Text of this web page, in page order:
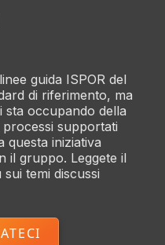
guida ISPOR del
di riferimento, ma
occupando della
supportati
questa iniziativa
il gruppo. Leggete il
temi discussi